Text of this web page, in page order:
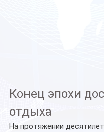
Конец эпохи
отдыха
На протяжении